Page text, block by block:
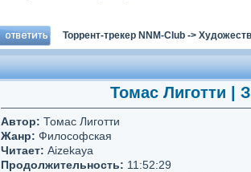
Торрент-трекер NNM-Club ->
Томас Лиготти |
Автор: Томас Лиготти
Жанр: Философская
Читает: Aizekaya
Продолжительность: 11:52:29